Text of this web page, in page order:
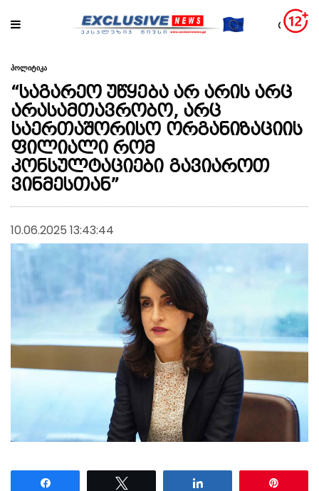
პოლიტიკა
“საგარეო უწყება არ არის არც
არასამთავრობო, არც
საერთაშორისო ორგანიზაციის
ფილიალი რომ
კონსულტაციები გავიაროთ
ვინმესთან”
10.06.2025 13:43:44